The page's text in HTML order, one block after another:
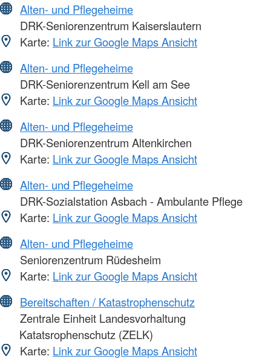
Alten- und Pflegeheime
DRK-Seniorenzentrum Kaiserslautern
Karte: Link zur Google Maps Ansicht
Alten- und Pflegeheime
DRK-Seniorenzentrum Kell am See
Karte: Link zur Google Maps Ansicht
Alten- und Pflegeheime
DRK-Seniorenzentrum Altenkirchen
Karte: Link zur Google Maps Ansicht
Alten- und Pflegeheime
DRK-Sozialstation Asbach - Ambulante Pflege
Karte: Link zur Google Maps Ansicht
Alten- und Pflegeheime
Seniorenzentrum Rüdesheim
Karte: Link zur Google Maps Ansicht
Bereitschaften / Katastrophenschutz
Zentrale Einheit Landesvorhaltung
Katatsrophenschutz (ZELK)
Karte: Link zur Google Maps Ansicht